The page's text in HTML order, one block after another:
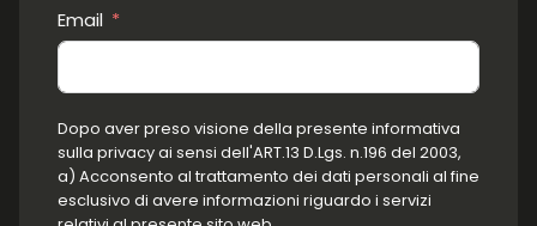
Email
Dopo aver preso visione della presente informativa
sulla privacy ai sensi dell'ART.13 D.Lgs. n.196 del 2003,
a) Acconsento al trattamento dei dati personali al fine
esclusivo di avere informazioni riguardo i servizi